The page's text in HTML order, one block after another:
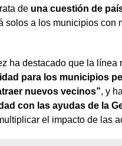
de una cuestión de
solos a los municipios con
ha destacado que la línea
para los municipios
nuevos vecinos”, y
con las ayudas de la
el impacto de las